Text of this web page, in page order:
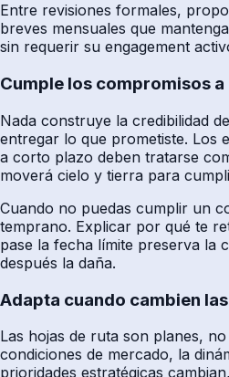
Entre revisiones formales,
breves mensuales que
sin requerir su engagement
Cumple los compromisos
Nada construye la credibilidad
entregar lo que prometiste. Los
a corto plazo deben tratarse
moverá cielo y tierra para
Cuando no puedas cumplir un
temprano. Explicar por qué te
pase la fecha límite preserva la
después la daña.
Adapta cuando cambien
Las hojas de ruta son planes,
condiciones de mercado, la
prioridades estratégicas